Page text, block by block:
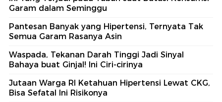
Garam dalam Seminggu
Pantesan Banyak yang Hipertensi, Ternyata Tak
Semua Garam Rasanya Asin
Waspada, Tekanan Darah Tinggi Jadi Sinyal
Bahaya buat Ginjal! Ini Ciri-cirinya
Jutaan Warga RI Ketahuan Hipertensi Lewat CKG,
Bisa Sefatal Ini Risikonya